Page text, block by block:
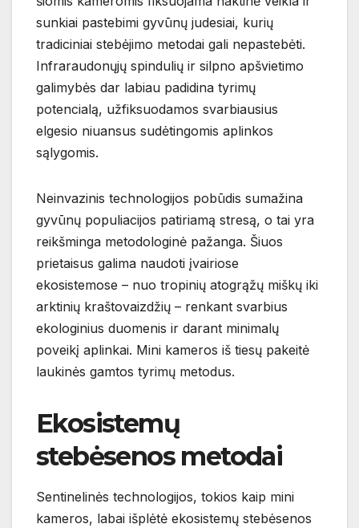
sunkiai pastebimi gyvūnų judesiai, kurių
tradiciniai stebėjimo metodai gali nepastebėti.
Infraraudonųjų spindulių ir silpno apšvietimo
galimybės dar labiau padidina tyrimų
potencialą, užfiksuodamos svarbiausius
elgesio niuansus sudėtingomis aplinkos
sąlygomis.
Neinvazinis technologijos pobūdis sumažina
gyvūnų populiacijos patiriamą stresą, o tai yra
reikšminga metodologinė pažanga. Šiuos
prietaisus galima naudoti įvairiose
ekosistemose – nuo tropinių atogrąžų miškų iki
arktinių kraštovaizdžių – renkant svarbius
ekologinius duomenis ir darant minimalų
poveikį aplinkai. Mini kameros iš tiesų pakeitė
laukinės gamtos tyrimų metodus.
Ekosistemų
stebėsenos metodai
Sentinelinės technologijos, tokios kaip mini
kameros, labai išplėtė ekosistemų stebėsenos